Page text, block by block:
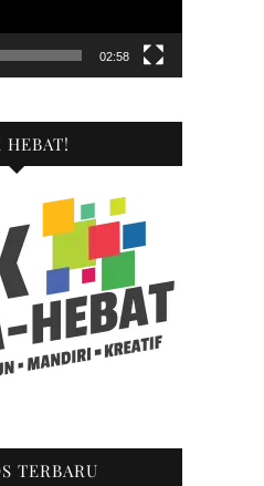
02:58
HEBAT!
TERBARU